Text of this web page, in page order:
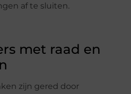
af te sluiten.
met raad en
zijn gered door